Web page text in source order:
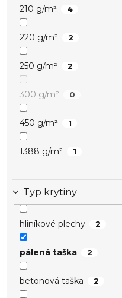
210 g/m² 4
220 g/m² 2
250 g/m² 2
300 g/m² 0
450 g/m² 1
1388 g/m² 1
Typ krytiny
hliníkové plechy 2
pálená taška 2
betonová taška 2